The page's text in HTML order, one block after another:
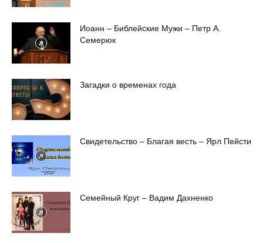
Иоанн – Библейские Мужи – Петр А.
Семерюк
Загадки о временах года
Свидетельство – Благая весть – Ярл Пейсти
Семейный Круг – Вадим Дахненко